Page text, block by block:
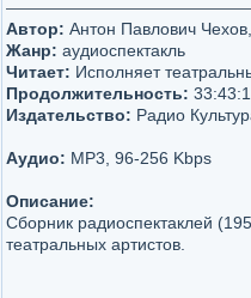
Автор: Антон Павлович
Жанр: аудиоспектакль
Читает: Исполняет
Продолжительность:
Издательство: Радио
Аудио: MP3, 96-256 Kbps
Описание:
Cборник радиоспектаклей
театральных артистов.